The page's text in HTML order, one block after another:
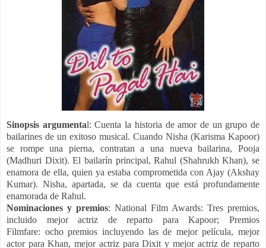
Sinopsis argumental:Cuenta la historia de amor de un grupo de
bailarines de un exitoso musical. Cuando Nisha (Karisma Kapoor)
se rompe una pierna, contratan a una nueva bailarina, Pooja
(Madhuri Dixit). El bailarín principal, Rahul (Shahrukh Khan), se
enamora de ella, quien ya estaba comprometida con Ajay (Akshay
Kumar). Nisha, apartada, se da cuenta que está profundamente
enamorada de Rahul.
Nominaciones y premios: National Film Awards: Tres premios,
incluido mejor actriz de reparto para Kapoor; Premios
Filmfare: ocho premios incluyendo las de mejor película, mejor
actor para Khan, mejor actriz para Dixit y mejor actriz de reparto